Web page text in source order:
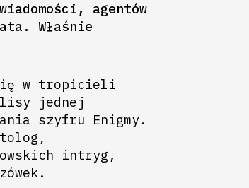
agentów
Właśnie
w tropicieli
jednej
szyfru Enigmy.
intryg,